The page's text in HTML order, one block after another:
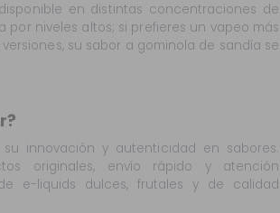
en distintas concentraciones de
niveles altos; si prefieres un vapeo más
su sabor a gominola de sandía se
innovación y autenticidad en sabores.
originales, envío rápido y atención
e-liquids dulces, frutales y de calidad